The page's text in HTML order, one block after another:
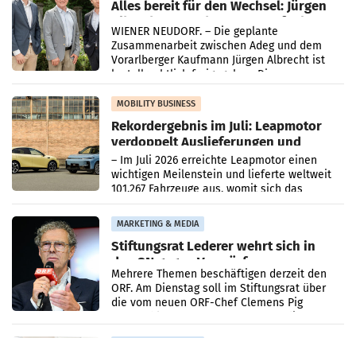
Alles bereit für den Wechsel: Jürgen
Albrecht setzt ab 1.1.2027 auf Adeg
WIENER NEUDORF. – Die geplante
Zusammenarbeit zwischen Adeg und dem
Vorarlberger Kaufmann Jürgen Albrecht ist
kartellrechtlich freigegeben: Die
Bundeswettbewerbsbehörde und der
Bundeskartellanwalt
MOBILITY BUSINESS
Rekordergebnis im Juli: Leapmotor
verdoppelt Auslieferungen und
überschreitet die 100.000er-Marke
– Im Juli 2026 erreichte Leapmotor einen
wichtigen Meilenstein und lieferte weltweit
101.267 Fahrzeuge aus, womit sich das
Ergebnis gegenüber Juli 2025 mehr als
verdoppelte (+102
MARKETING & MEDIA
Stiftungsrat Lederer wehrt sich in
den SN gegen Vorwürfe
Mehrere Themen beschäftigen derzeit den
ORF. Am Dienstag soll im Stiftungsrat über
die vom neuen ORF-Chef Clemens Pig